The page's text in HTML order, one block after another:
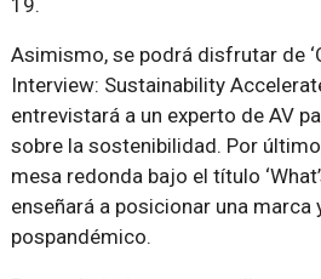
19.
Asimismo, se podrá disfrutar de
Interview: Sustainability
entrevistará a un experto de AV
sobre la sostenibilidad. Por
mesa redonda bajo el título
enseñará a posicionar una marca
pospandémico.